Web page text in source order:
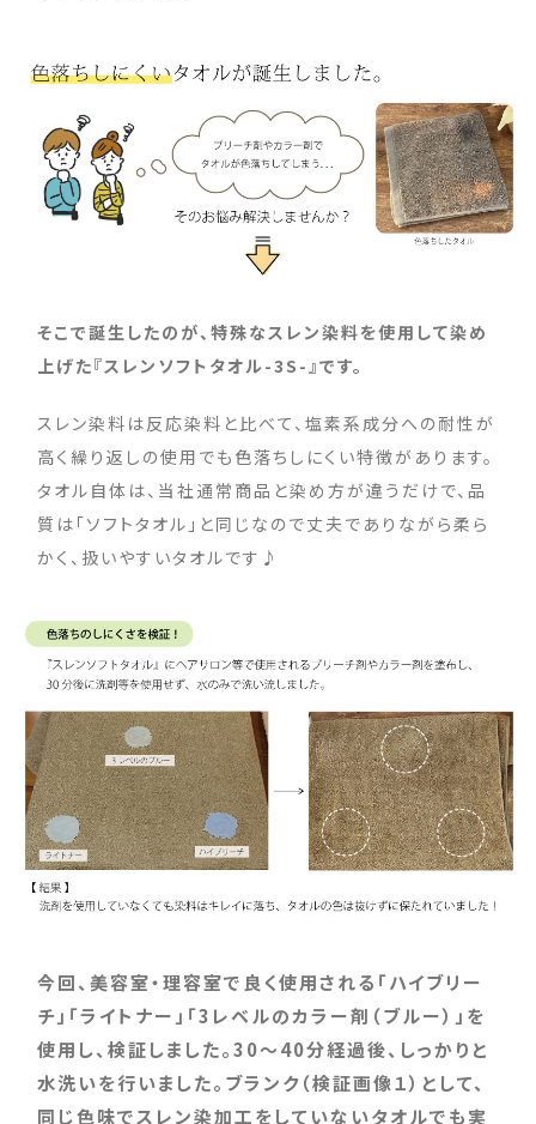
そこで誕生したのが、特殊なスレン染料を使用して染め
上げた『スレンソフトタオル-3S-』です。
スレン染料は反応染料と比べて、塩素系成分への耐性が
高く繰り返しの使用でも色落ちしにくい特徴があります。
タオル自体は、当社通常商品と染め方が違うだけで、品
質は「ソフトタオル」と同じなので丈夫でありながら柔ら
かく、扱いやすいタオルです♪
今回、美容室・理容室で良く使用される「ハイブリー
チ」「ライトナー」「3レベルのカラー剤（ブルー）」を
使用し、検証しました。30～40分経過後、しっかりと
水洗いを行いました。ブランク（検証画像１）として、
同じ色味でスレン染加工をしていないタオルでも実